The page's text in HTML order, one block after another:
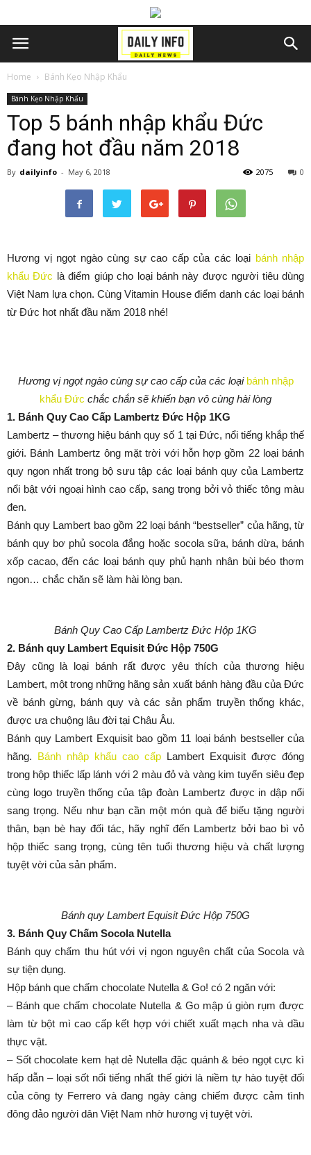
Home Bánh Kẹo Nhập Khẩu
Bánh Kẹo Nhập Khẩu
Top 5 bánh nhập khẩu Đức
đang hot đầu năm 2018
By dailyinfo - May 6, 2018 0
2075
Hương vị ngọt ngào cùng sự cao cấp của các loại bánh nhập
khẩu Đức là điểm giúp cho loại bánh này được người tiêu dùng
Việt Nam lựa chọn. Cùng Vitamin House điểm danh các loại bánh
từ Đức hot nhất đầu năm 2018 nhé!
Hương vị ngọt ngào cùng sự cao cấp của các loại bánh nhập
khẩu Đức chắc chắn sẽ khiến bạn vô cùng hài lòng
1. Bánh Quy Cao Cấp Lambertz Đức Hộp 1KG
Lambertz – thương hiệu bánh quy số 1 tại Đức, nổi tiếng khắp thế
giới. Bánh Lambertz ông mặt trời với hỗn hợp gồm 22 loại bánh
quy ngon nhất trong bộ sưu tập các loại bánh quy của Lambertz
nổi bật với ngoại hình cao cấp, sang trọng bởi vỏ thiếc tông màu
đen.
Bánh quy Lambert bao gồm 22 loại bánh “bestseller” của hãng, từ
bánh quy bơ phủ socola đắng hoặc socola sữa, bánh dừa, bánh
xốp cacao, đến các loại bánh quy phủ hạnh nhân bùi béo thơm
ngon… chắc chăn sẽ làm hài lòng bạn.
Bánh Quy Cao Cấp Lambertz Đức Hộp 1KG
2. Bánh quy Lambert Equisit Đức Hộp 750G
Đây cũng là loại bánh rất được yêu thích của thương hiệu
Lambert, một trong những hãng sản xuất bánh hàng đầu của Đức
về bánh gừng, bánh quy và các sản phẩm truyền thống khác,
được ưa chuộng lâu đời tại Châu Âu.
Bánh quy Lambert Exquisit bao gồm 11 loại bánh bestseller của
hãng. Bánh nhập khẩu cao cấp Lambert Exquisit được đóng
trong hộp thiếc lấp lánh với 2 màu đỏ và vàng kim tuyến siêu đẹp
cùng logo truyền thống của tập đoàn Lambertz được in dập nổi
sang trọng. Nếu như bạn cần một món quà để biếu tặng người
thân, bạn bè hay đối tác, hãy nghĩ đến Lambertz bởi bao bì vỏ
hộp thiếc sang trọng, cùng tên tuổi thương hiệu và chất lượng
tuyệt vời của sản phẩm.
Bánh quy Lambert Equisit Đức Hộp 750G
3. Bánh Quy Chấm Socola Nutella
Bánh quy chấm thu hút với vị ngon nguyên chất của Socola và
sự tiện dụng.
Hộp bánh que chấm chocolate Nutella & Go! có 2 ngăn với:
– Bánh que chấm chocolate Nutella & Go mập ú giòn rụm được
làm từ bột mì cao cấp kết hợp với chiết xuất mạch nha và dầu
thực vật.
– Sốt chocolate kem hạt dẻ Nutella đặc quánh & béo ngọt cực kì
hấp dẫn – loại sốt nổi tiếng nhất thế giới là niềm tự hào tuyệt đối
của công ty Ferrero và đang ngày càng chiếm được cảm tình
đông đảo người dân Việt Nam nhờ hương vị tuyệt vời.